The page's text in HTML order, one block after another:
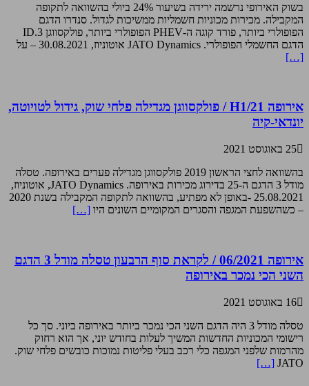
בשוק האירופי נרשמה ירידה בשיעור 24% ביולי בהשוואה לתקופה
המקבילה. מכירות מכוניות חשמליות ממשיכות לגדול. סנדרו הדגם
הפופולרי ביותר, פורד קוגה ה-PHEV הפופולרי ביותר, פולקסווגן ID.3
הדגם החשמלי הפופולרי. JATO Dynamics אוטוניוז, 30.08.2021 – על
[…]
אירופה H1/21 / פולקסווגן מגדילה פלחי שוק, גידול לטויוטה,
יונדאי-קיה
25 באוגוסט 2021
בהשוואה לחצי הראשון 2019 פולקסווגן מגדילה פערים באירופה. טסלה
מודל 3 הדגם ה-25 בדירוג מכירות באירופה. JATO Dynamics, אוטוניוז,
25.08.2021 -באופן לא מפתיע, בהשוואה לתקופה המקבילה בשנת 2020
– כשהשפעת המגפה והסגרים המקומיים השונים היו […]
אירופה 06/2021 / לקראת סוף הרבעון טסלה מודל 3 הדגם
השני הכי נמכר באירופה
16 באוגוסט 2021
טסלה מודל 3 היה הדגם השני הכי נמכר ביותר באירופה ביוני. סך כל
רישומי המכוניות החדשות המשיך לעלות בחודש יוני, אך הוא רחוק
מהרמות שלפני המגפה כלי רכב בעלי פליטות נמוכות כובשים פלחי שוק.
JATO
[…]